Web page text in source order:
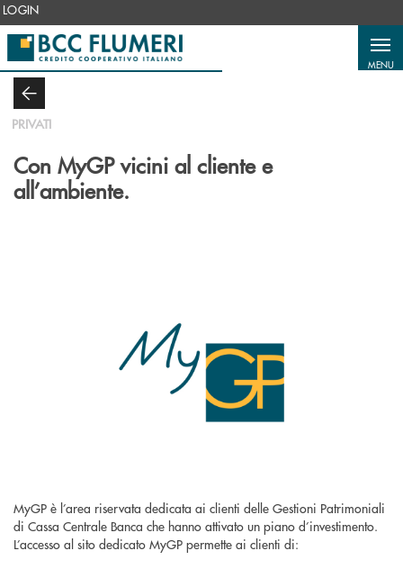
Salta al contenuto principale
LOGIN
MENU
PRIVATI
Con MyGP vicini al cliente e
all’ambiente.
MyGP è l’area riservata dedicata ai clienti delle Gestioni Patrimoniali
di Cassa Centrale Banca che hanno attivato un piano d’investimento.
L’accesso al sito dedicato MyGP permette ai clienti di: